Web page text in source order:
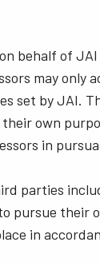
behalf of
may only
set by JAI.
own
in
parties
pursue their
in